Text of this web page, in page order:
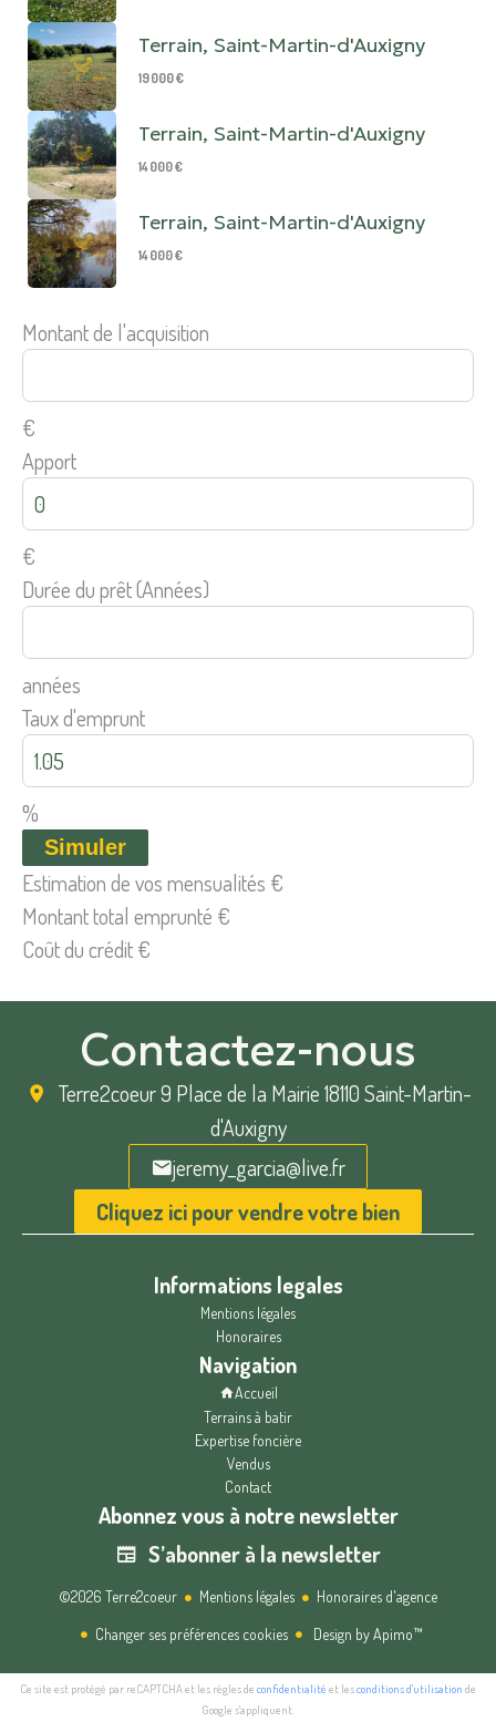
Terrain, Saint-Martin-d'Auxigny
19 000 €
Terrain, Saint-Martin-d'Auxigny
14 000 €
Terrain, Saint-Martin-d'Auxigny
14 000 €
Montant de l'acquisition
€
Apport
€
Durée du prêt (Années)
années
Taux d'emprunt
%
Simuler
Estimation de vos mensualités €
Montant total emprunté €
Coût du crédit€
Contactez-nous
Terre2coeur9 Place de la Mairie 18110 Saint-Martin-
d'Auxigny
jeremy_garcia@live.fr
Cliquez ici pour vendre votre bien
Informations legales
Mentions légales
Honoraires
Navigation
Accueil
Terrains à batir
Expertise foncière
Vendus
Contact
Abonnez vous à notre newsletter
S’abonner à la newsletter
©2026 Terre2coeur Mentions légales
Honoraires d'agence
Changer ses préférences cookies
Design byApimo™
Ce site est protégé par reCAPTCHA et les règles de confidentialité et lesconditions d'utilisation de
Google s'appliquent.